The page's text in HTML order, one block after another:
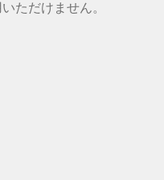
ただけません。